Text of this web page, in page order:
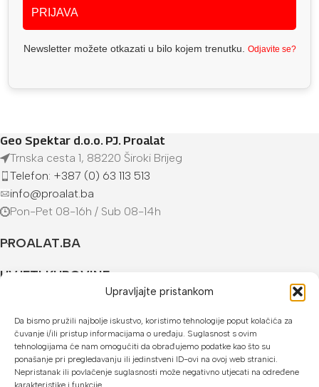
Upravljajte pristankom
Da bismo pružili najbolje iskustvo, koristimo tehnologije poput kolačića za
čuvanje i/ili pristup informacijama o uređaju. Suglasnost s ovim
tehnologijama će nam omogućiti da obrađujemo podatke kao što su
ponašanje pri pregledavanju ili jedinstveni ID-ovi na ovoj web stranici.
Nepristanak ili povlačenje suglasnosti može negativno utjecati na određene
karakteristike i funkcije.
PRIJAVA
Newsletter možete otkazati u bilo kojem trenutku. Odjavite se?
Geo Spektar d.o.o. PJ. Proalat
Trnska cesta 1, 88220 Široki Brijeg
Telefon: +387 (0) 63 113 513
info@proalat.ba
Pon-Pet 08-16h / Sub 08-14h
PROALAT.BA
UVJETI KUPOVINE
U našoj web trgovini možete platiti:
Kreditnim karticama jednokratno ili do 24 rate